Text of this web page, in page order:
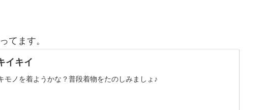
てます。
イキイ
モノを着ようかな？普段着物をたのしみましょ♪